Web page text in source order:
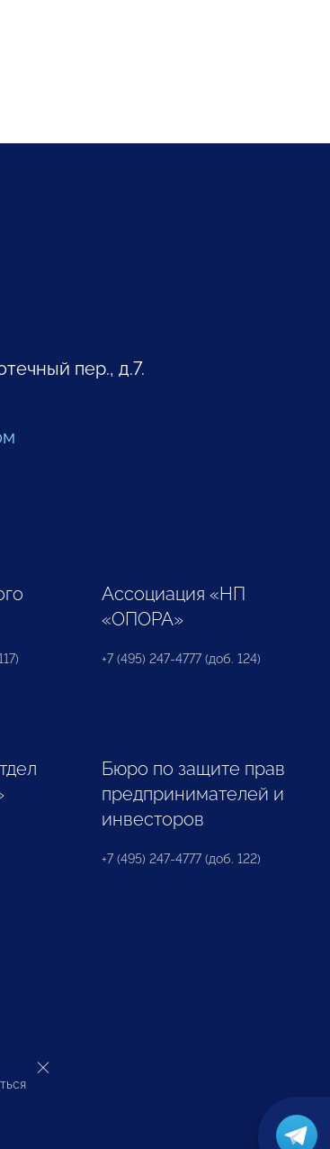
пер., д.7.
Ассоциация «НП
«ОПОРА»
+7 (495) 247-4777 (доб. 124)
Бюро по защите прав
предпринимателей и
инвесторов
+7 (495) 247-4777 (доб. 122)